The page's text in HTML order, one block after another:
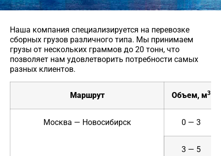
Наша компания специализируется на перевозке
сборных грузов различного типа. Мы принимаем
грузы от нескольких граммов до 20 тонн, что
позволяет нам удовлетворить потребности самых
разных клиентов.
Маршрут Объем, м3
Москва — Новосибирск 0 — 3
3 — 5